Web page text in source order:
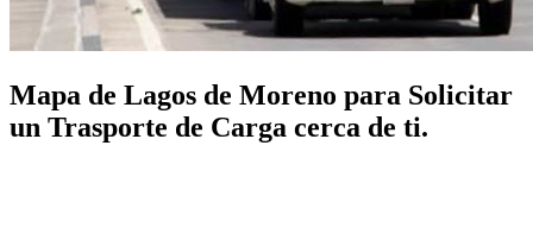
Mapa de Lagos de Moreno para Solicitar
un Trasporte de Carga cerca de ti.